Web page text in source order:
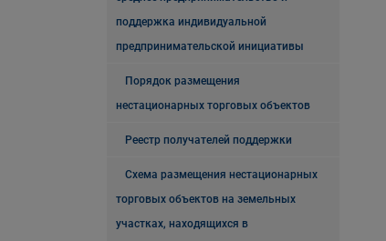
поддержка индивидуальной
предпринимательской инициативы
Порядок размещения
нестационарных торговых объектов
Реестр получателей поддержки
Схема размещения нестационарных
торговых объектов на земельных
участках, находящихся в